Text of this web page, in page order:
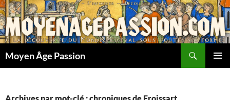
Aller
au
contenu
Moyen Âge Passion